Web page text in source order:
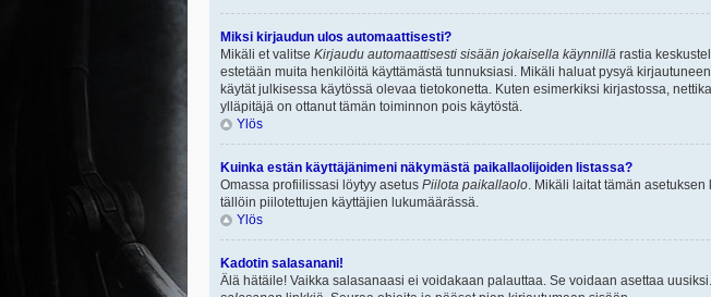
Miksi kirjaudun ulos automaattisesti?
Mikäli et valitse Kirjaudu automaattisesti sisään jokaisella käynnillä rastia
estetään muita henkilöitä käyttämästä tunnuksiasi. Mikäli haluat pysyä
käytät julkisessa käytössä olevaa tietokonetta. Kuten esimerkiksi kirjastossa,
ylläpitäjä on ottanut tämän toiminnon pois käytöstä.
Ylös
Kuinka estän käyttäjänimeni näkymästä paikallaolijoiden listassa?
Omassa profiilissasi löytyy asetus Piilota paikallaolo. Mikäli laitat tämän asetuksen
tällöin piilotettujen käyttäjien lukumäärässä.
Ylös
Kadotin salasanani!
Älä hätäile! Vaikka salasanaasi ei voidakaan palauttaa. Se voidaan asettaa